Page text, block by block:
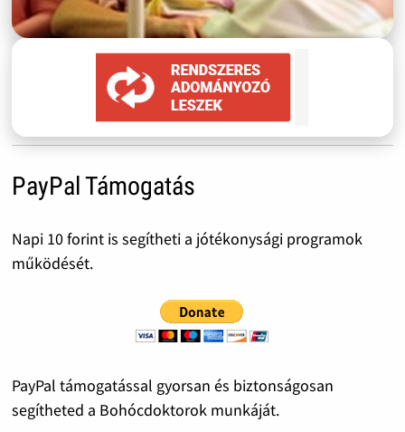
PayPal Támogatás
Napi 10 forint is segítheti a jótékonysági programok
működését.
PayPal támogatással gyorsan és biztonságosan
segítheted a Bohócdoktorok munkáját.